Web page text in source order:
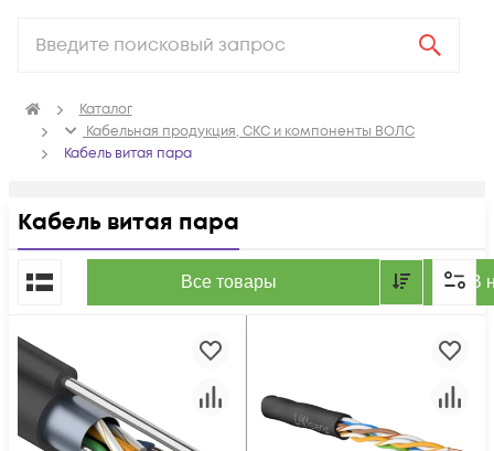
Каталог
Кабельная продукция, СКС и компоненты ВОЛС
Кабель витая пара
Кабель витая пара
Все товары В
По популярности